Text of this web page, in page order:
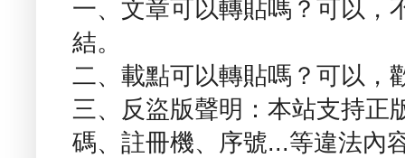
一、文章可以轉貼嗎？可以，
結。
二、載點可以轉貼嗎？可以，
三、反盜版聲明：本站支持正
碼、註冊機、序號...等違法內